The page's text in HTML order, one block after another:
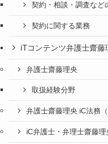
契約・相談・調査など
契約に関する業務
iTコンテンツ弁護士齋藤
弁護士齋藤理央
取扱経験分野
弁護士齋藤理央 iC法務
iC弁護士・弁理士齋藤